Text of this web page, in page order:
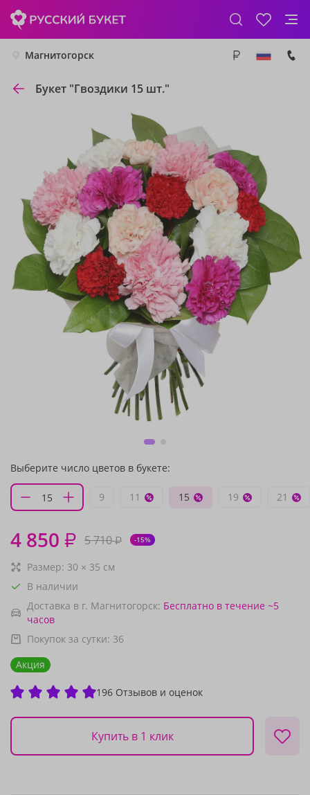
Магнитогорск
Букет "Гвоздики 15 шт."
Выберите число цветов в букете:
9 11 15 19 21
4 850 ₽ 5 710₽ -15%
Размер: 30 × 35 см
В наличии
Доставка в г. Магнитогорск: Бесплатно в течение ~5
часов
Покупок за сутки: 36
Акция
196 Отзывов и оценок
Купить в 1 клик